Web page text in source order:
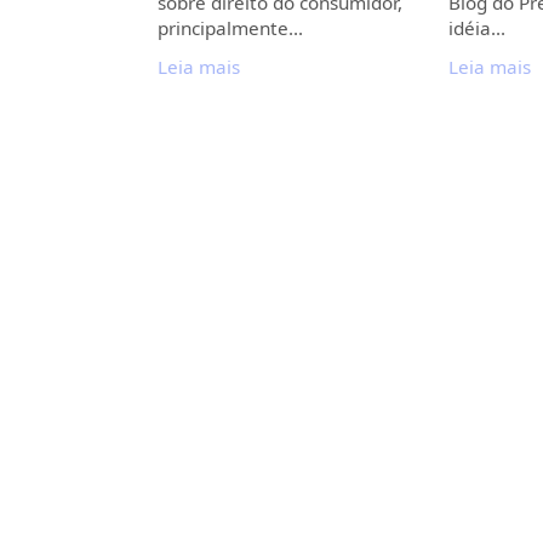
principalmente…
Leia mais
idéia…
Leia mais